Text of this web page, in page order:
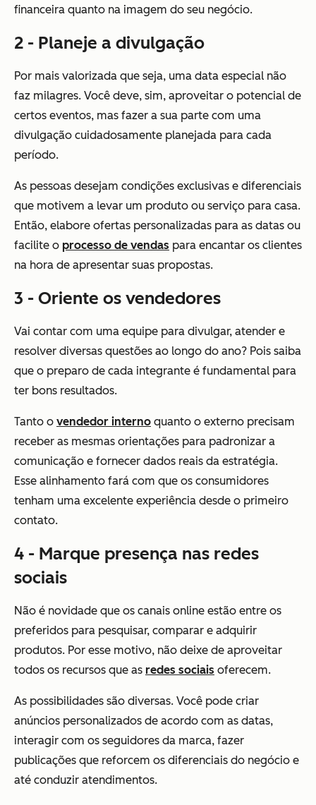
financeira quanto na imagem do seu negócio.
2 - Planeje a divulgação
Por mais valorizada que seja, uma data especial não
faz milagres. Você deve, sim, aproveitar o potencial de
certos eventos, mas fazer a sua parte com uma
divulgação cuidadosamente planejada para cada
período.
As pessoas desejam condições exclusivas e diferenciais
que motivem a levar um produto ou serviço para casa.
Então, elabore ofertas personalizadas para as datas ou
facilite o processo de vendas para encantar os clientes
na hora de apresentar suas propostas.
3 - Oriente os vendedores
Vai contar com uma equipe para divulgar, atender e
resolver diversas questões ao longo do ano? Pois saiba
que o preparo de cada integrante é fundamental para
ter bons resultados.
Tanto o vendedor interno quanto o externo precisam
receber as mesmas orientações para padronizar a
comunicação e fornecer dados reais da estratégia.
Esse alinhamento fará com que os consumidores
tenham uma excelente experiência desde o primeiro
contato.
4 - Marque presença nas redes
sociais
Não é novidade que os canais online estão entre os
preferidos para pesquisar, comparar e adquirir
produtos. Por esse motivo, não deixe de aproveitar
todos os recursos que as redes sociais oferecem.
As possibilidades são diversas. Você pode criar
anúncios personalizados de acordo com as datas,
interagir com os seguidores da marca, fazer
publicações que reforcem os diferenciais do negócio e
até conduzir atendimentos.